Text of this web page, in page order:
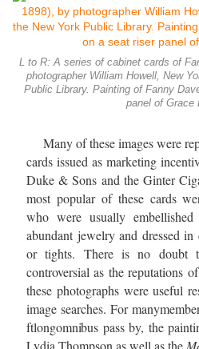
L to R: A series of cabinet cards of
photographer William Howell, New
Public Library. Painting of Fanny
panel of Grace
Many of these images were
cards issued as marketing
Duke & Sons and the Ginter
most popular of these cards
who were usually
abundant jewelry and dressed in
or tights. There is no doubt
controversial as the reputations
these photographs were useful
image searches. For
ftlongomnibuspass by, the
Lydia Thompson as well as the